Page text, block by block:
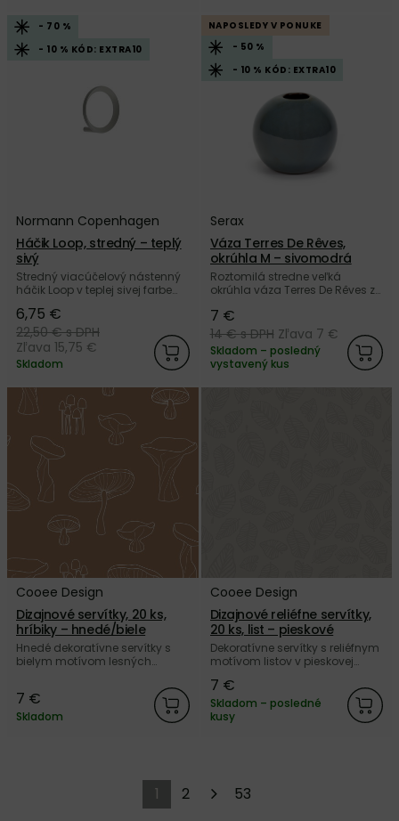
- 70 %
- 10 % KÓD: EXTRA10
Normann Copenhagen
Háčik Loop, stredný – teplý
sivý
Stredný viacúčelový nástenný
háčik Loop v teplej sivej farbe
Copenhagen.
6,75 €
22,50 €s DPH
Zľava 15,75 €
Skladom
NAPOSLEDY V PONUKE
- 50 %
- 10 % KÓD: EXTRA10
Serax
Váza Terres De Rêves,
okrúhla M – sivomodrá
Roztomilá stredne veľká
okrúhla váza Terres De Rêves z
od belgickej značky Serax.
7 €
14 €s DPH Zľava 7 €
Skladom – posledný
vystavený kus
Cooee Design
Dizajnové servítky, 20 ks,
hríbiky – hnedé/biele
Hnedé dekoratívne servítky s
bielym motívom lesných
7 €
Skladom
Cooee Design
Dizajnové reliéfne servítky,
20 ks, list – pieskové
Dekoratívne servítky s reliéfnym
motívom listov v pieskovej
Cooee Design.
7 €
Skladom – posledné
kusy
1 2 53